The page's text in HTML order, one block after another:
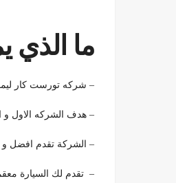
ما الذي
– شركه تورست كار ليموزين الشركة الاولي منذ 22
– هدف الشركه الاول و
– الشركة تقدم افضل و
– تقدم لك السيارة